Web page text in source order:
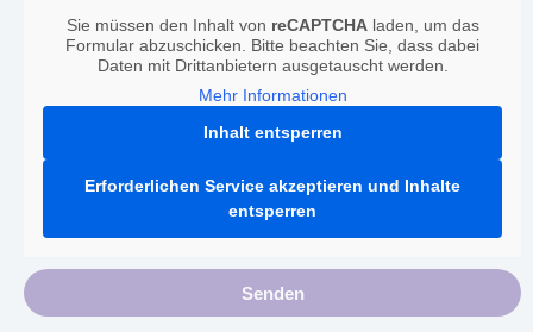
Sie müssen den Inhalt von reCAPTCHAladen, um das
Formular abzuschicken. Bitte beachten Sie, dass dabei
Daten mit Drittanbietern ausgetauscht werden.
Mehr Informationen
Inhalt entsperren
Erforderlichen Service akzeptieren und Inhalte
entsperren
Senden